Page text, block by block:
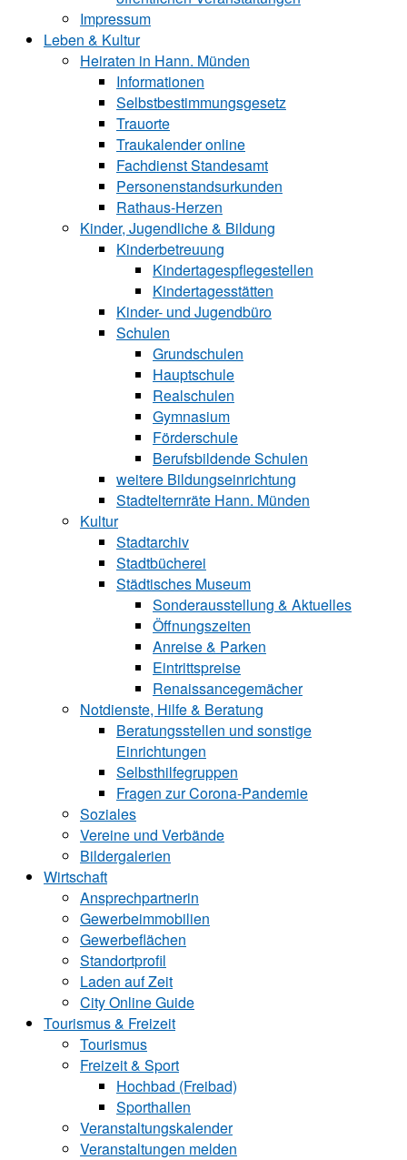
Impressum
Leben & Kultur
Heiraten in Hann. Münden
Informationen
Selbstbestimmungsgesetz
Trauorte
Traukalender online
Fachdienst Standesamt
Personenstandsurkunden
Rathaus-Herzen
Kinder, Jugendliche & Bildung
Kinderbetreuung
Kindertagespflegestellen
Kindertagesstätten
Kinder- und Ju‍gend‍bü‍ro
Schulen
Grundschulen
Hauptschule
Realschulen
Gymnasium
Förderschule
Berufsbildende Schu‍len
weitere Bildungseinrichtung
Stadtelternräte Hann. Münden
Kultur
Stadtarchiv
Stadtbücherei
Städtisches Museum
Sonderausstellung & Aktuelles
Öffnungszeiten
Anreise & Parken
Eintrittspreise
Renaissancegemächer
Notdienste, Hilfe & Be‍ra‍tung
Beratungsstellen und sonstige
Einrichtungen
Selbsthilfegruppen
Fragen zur Corona-Pandemie
Soziales
Vereine und Verbände
Bildergalerien
Wirtschaft
Ansprechpartnerin
Gewerbeimmobilien
Gewerbeflächen
Standortprofil
Laden auf Zeit
City Online Guide
Tourismus & Freizeit
Tourismus
Freizeit & Sport
Hochbad (Freibad)
Sporthallen
Veranstaltungskalender
Veranstaltungen melden